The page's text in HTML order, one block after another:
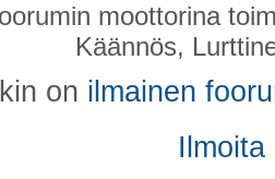
moottorina
Käännös,
on ilmainen